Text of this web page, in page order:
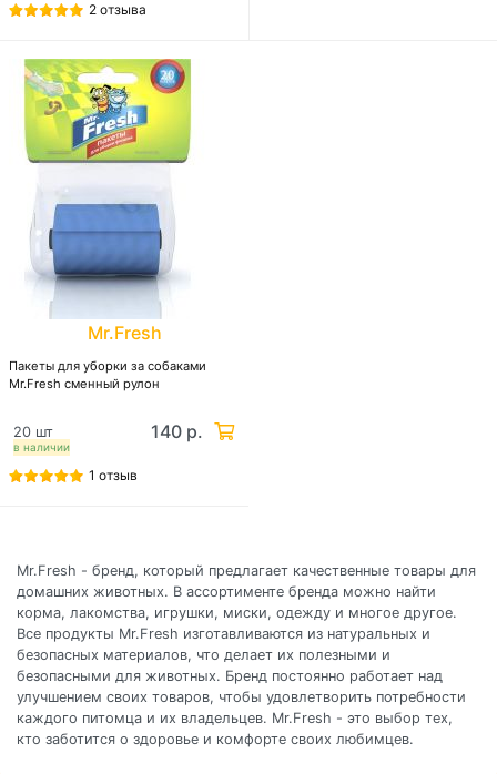
2 отзыва
Mr.Fresh
Пакеты для уборки за собаками
Mr.Fresh сменный рулон
в наличии
20 шт 140 р.
1 отзыв
Mr.Fresh - бренд, который предлагает качественные товары для
домашних животных. В ассортименте бренда можно найти
корма, лакомства, игрушки, миски, одежду и многое другое.
Все продукты Mr.Fresh изготавливаются из натуральных и
безопасных материалов, что делает их полезными и
безопасными для животных. Бренд постоянно работает над
улучшением своих товаров, чтобы удовлетворить потребности
каждого питомца и их владельцев. Mr.Fresh - это выбор тех,
кто заботится о здоровье и комфорте своих любимцев.